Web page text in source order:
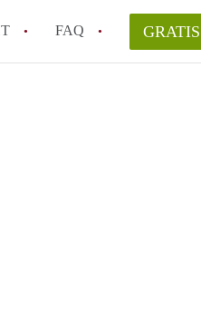
FAQ
te reageren op een Huurwoning in
van HuurwoningAmersfoort?